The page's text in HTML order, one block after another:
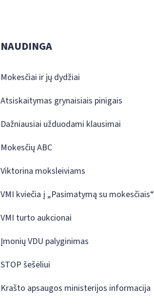
NAUDINGA
Mokesčiai ir jų dydžiai
Atsiskaitymas grynaisiais pinigais
Dažniausiai užduodami klausimai
Mokesčių ABC
Viktorina moksleiviams
VMI kviečia į „Pasimatymą su mokesčiais“
VMI turto aukcionai
Įmonių VDU palyginimas
STOP šešėliui
Krašto apsaugos ministerijos informacija